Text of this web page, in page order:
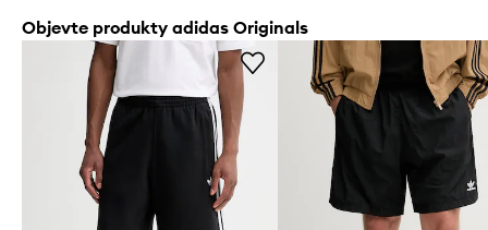
Objevte produkty adidas Originals